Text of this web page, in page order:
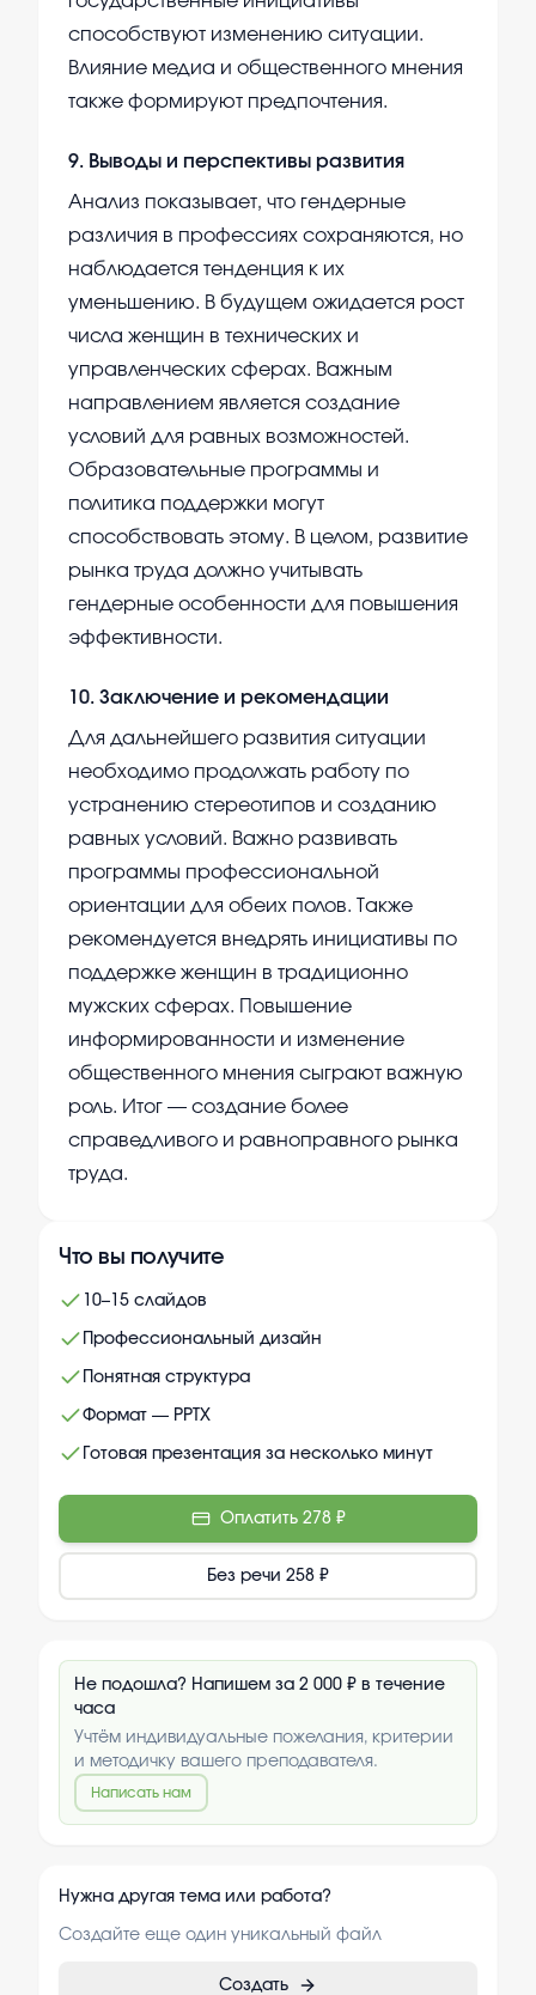
способствуют изменению ситуации.
Влияние медиа и общественного мнения
также формируют предпочтения.
9. Выводы и перспективы развития
Анализ показывает, что гендерные
различия в профессиях сохраняются, но
наблюдается тенденция к их
уменьшению. В будущем ожидается рост
числа женщин в технических и
управленческих сферах. Важным
направлением является создание
условий для равных возможностей.
Образовательные программы и
политика поддержки могут
способствовать этому. В целом, развитие
рынка труда должно учитывать
гендерные особенности для повышения
эффективности.
10. Заключение и рекомендации
Для дальнейшего развития ситуации
необходимо продолжать работу по
устранению стереотипов и созданию
равных условий. Важно развивать
программы профессиональной
ориентации для обеих полов. Также
рекомендуется внедрять инициативы по
поддержке женщин в традиционно
мужских сферах. Повышение
информированности и изменение
общественного мнения сыграют важную
роль. Итог — создание более
справедливого и равноправного рынка
труда.
Что вы получите
10–15 слайдов
Профессиональный дизайн
Понятная структура
Формат — PPTX
Готовая презентация за несколько минут
Оплатить 278 ₽
Без речи 258 ₽
Не подошла? Напишем за 2 000 ₽ в течение
часа
Учтём индивидуальные пожелания, критерии
и методичку вашего преподавателя.
Написать нам
Нужна другая тема или работа?
Создайте еще один уникальный файл
Создать